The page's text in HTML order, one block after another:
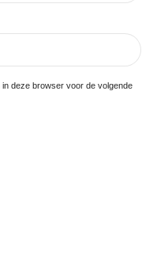
deze browser voor de volgende